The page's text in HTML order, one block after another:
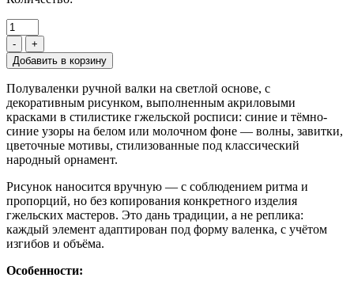
- +
Полуваленки ручной валки на светлой основе, с
декоративным рисунком, выполненным акриловыми
красками в стилистике гжельской росписи: синие и тёмно-
синие узоры на белом или молочном фоне — волны, завитки,
цветочные мотивы, стилизованные под классический
народный орнамент.
Рисунок наносится вручную — с соблюдением ритма и
пропорций, но без копирования конкретного изделия
гжельских мастеров. Это дань традиции, а не реплика:
каждый элемент адаптирован под форму валенка, с учётом
изгибов и объёма.
Особенности: